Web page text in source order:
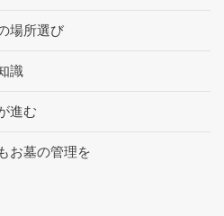
場所選び
識
進む
お墓の管理を